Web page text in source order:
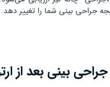
جراحی بینی شما را تغییر دهد.
بینی بعد از